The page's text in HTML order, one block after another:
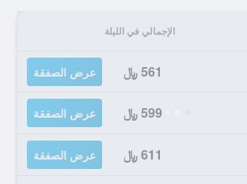
الإجمالي في الليلة
561 ﷼ عرض الصفقة
599 ﷼ عرض الصفقة
611 ﷼ عرض الصفقة